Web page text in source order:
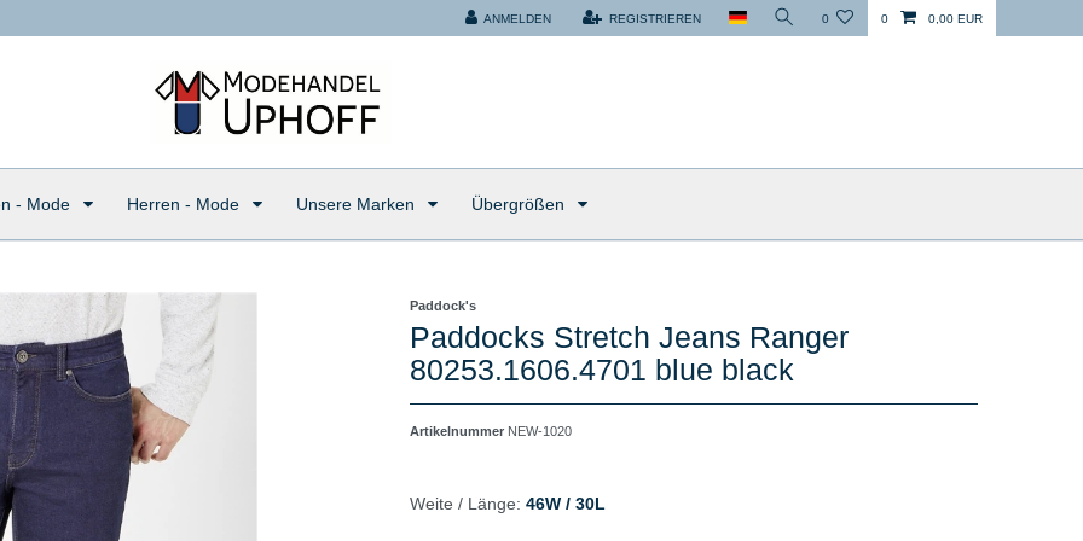
ANMELDEN REGISTRIEREN 0 0 0,00 EUR
- Mode Herren - Mode Unsere Marken Übergrößen
Paddock's
Paddocks Stretch Jeans Ranger
80253.1606.4701 blue black
Artikelnummer NEW-1020
Weite / Länge: 46W / 30L